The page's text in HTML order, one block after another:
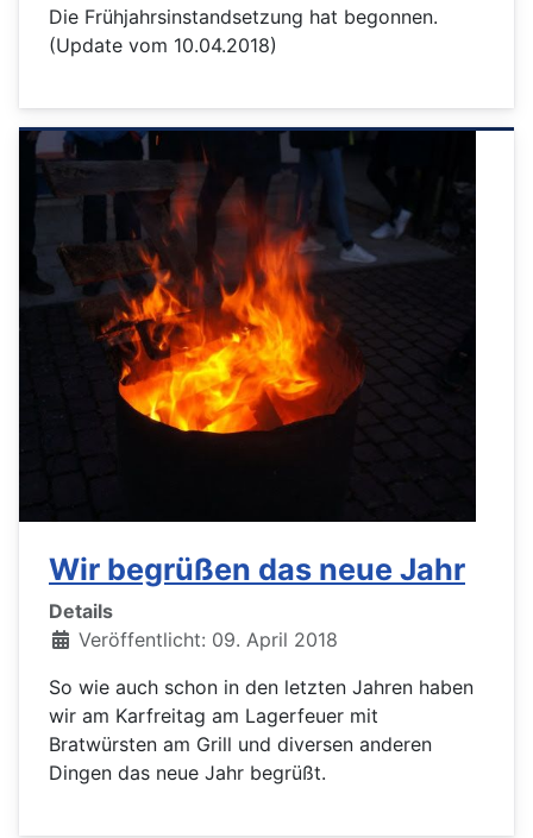
Die Frühjahrsinstandsetzung hat begonnen.
(Update vom 10.04.2018)
Wir begrüßen das neue Jahr
Details
Veröffentlicht: 09. April 2018
So wie auch schon in den letzten Jahren haben
wir am Karfreitag am Lagerfeuer mit
Bratwürsten am Grill und diversen anderen
Dingen das neue Jahr begrüßt.